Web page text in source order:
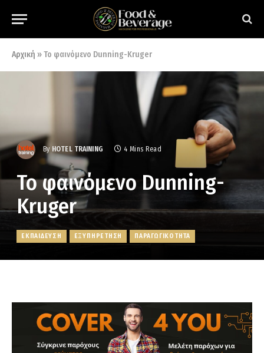
Αρχική »Το φαινόμενο Dunning-Kruger
By HOTEL TRAINING 4 Mins Read
Το φαινόμενο Dunning-
Kruger
ΕΚΠΑΙΔΕΥΣΗ ΕΞΥΠΗΡΕΤΗΣΗ ΠΑΡΑΓΩΓΙΚΟΤΗΤΑ